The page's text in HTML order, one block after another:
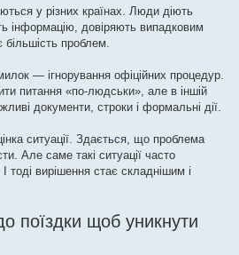
у різних країнах. Люди діють
інформацію, довіряють випадковим
проблем.
— ігнорування офіційних процедур.
питання «по-людськи», але в іншій
документи, строки і формальні дії.
ситуації. Здається, що проблема
Але саме такі ситуації часто
тоді вирішення стає складнішим і
поїздки щоб уникнути